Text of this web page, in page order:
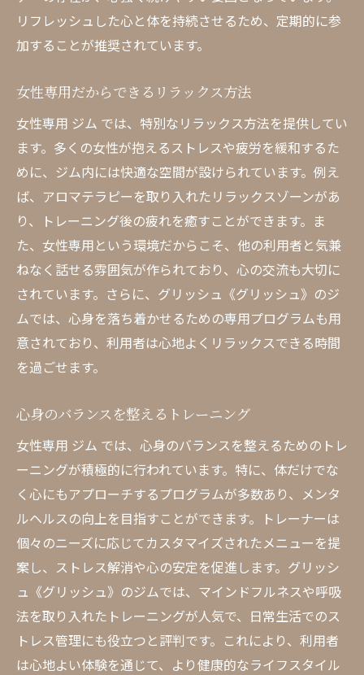
リフレッシュした心と体を持続させるため、定期的に参
加することが推奨されています。
女性専用だからできるリラックス方法
女性専用 ジム では、特別なリラックス方法を提供してい
ます。多くの女性が抱えるストレスや疲労を緩和するた
めに、ジム内には快適な空間が設けられています。例え
ば、アロマテラピーを取り入れたリラックスゾーンがあ
り、トレーニング後の疲れを癒すことができます。ま
た、女性専用という環境だからこそ、他の利用者と気兼
ねなく話せる雰囲気が作られており、心の交流も大切に
されています。さらに、グリッシュ《グリッシュ》のジ
ムでは、心身を落ち着かせるための専用プログラムも用
意されており、利用者は心地よくリラックスできる時間
を過ごせます。
心身のバランスを整えるトレーニング
女性専用 ジム では、心身のバランスを整えるためのトレ
ーニングが積極的に行われています。特に、体だけでな
く心にもアプローチするプログラムが多数あり、メンタ
ルヘルスの向上を目指すことができます。トレーナーは
個々のニーズに応じてカスタマイズされたメニューを提
案し、ストレス解消や心の安定を促進します。グリッシ
ュ《グリッシュ》のジムでは、マインドフルネスや呼吸
法を取り入れたトレーニングが人気で、日常生活でのス
トレス管理にも役立つと評判です。これにより、利用者
は心地よい体験を通じて、より健康的なライフスタイル